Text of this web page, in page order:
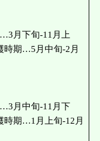
月下旬-11月上
期…5月中旬-2月
月中旬-11月下
期…1月上旬-12月